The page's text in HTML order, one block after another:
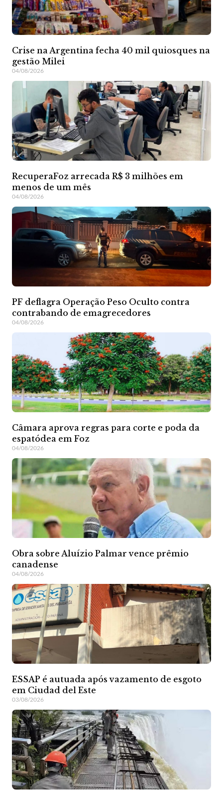
Crise na Argentina fecha 40 mil quiosques na
gestão Milei
04/08/2026
RecuperaFoz arrecada R$ 3 milhões em
menos de um mês
04/08/2026
PF deflagra Operação Peso Oculto contra
contrabando de emagrecedores
04/08/2026
Câmara aprova regras para corte e poda da
espatódea em Foz
04/08/2026
Obra sobre Aluízio Palmar vence prêmio
canadense
04/08/2026
ESSAP é autuada após vazamento de esgoto
em Ciudad del Este
03/08/2026